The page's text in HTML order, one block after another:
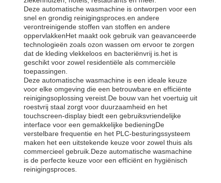
Deze automatische wasmachine is ontworpen voor een
snel en grondig reinigingsproces.en andere
verontreinigende stoffen van stoffen en andere
oppervlakkenHet maakt ook gebruik van geavanceerde
technologieën zoals ozon wassen om ervoor te zorgen
dat de kleding vlekkeloos en bacteriënvrij is.het is
geschikt voor zowel residentiële als commerciële
toepassingen.
Deze automatische wasmachine is een ideale keuze
voor elke omgeving die een betrouwbare en efficiënte
reinigingsoplossing vereist.De bouw van het voertuig uit
roestvrij staal zorgt voor duurzaamheid en het
touchscreen-display biedt een gebruiksvriendelijke
interface voor een gemakkelijke bedieningDe
verstelbare frequentie en het PLC-besturingssysteem
maken het een uitstekende keuze voor zowel thuis als
commercieel gebruik.Deze automatische wasmachine
is de perfecte keuze voor een efficiënt en hygiënisch
reinigingsproces.